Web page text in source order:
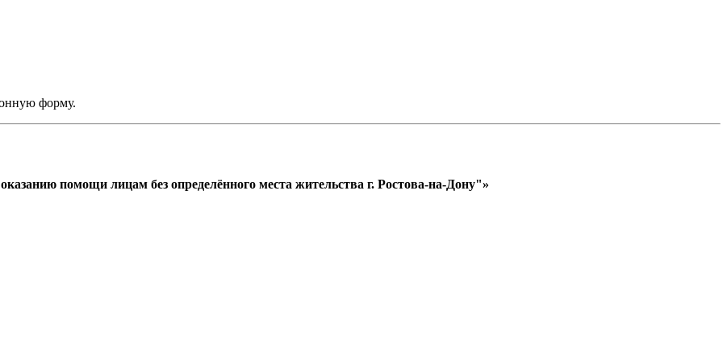
форму.
помощи лицам без определённого места жительства г. Ростова-на-Дону"»